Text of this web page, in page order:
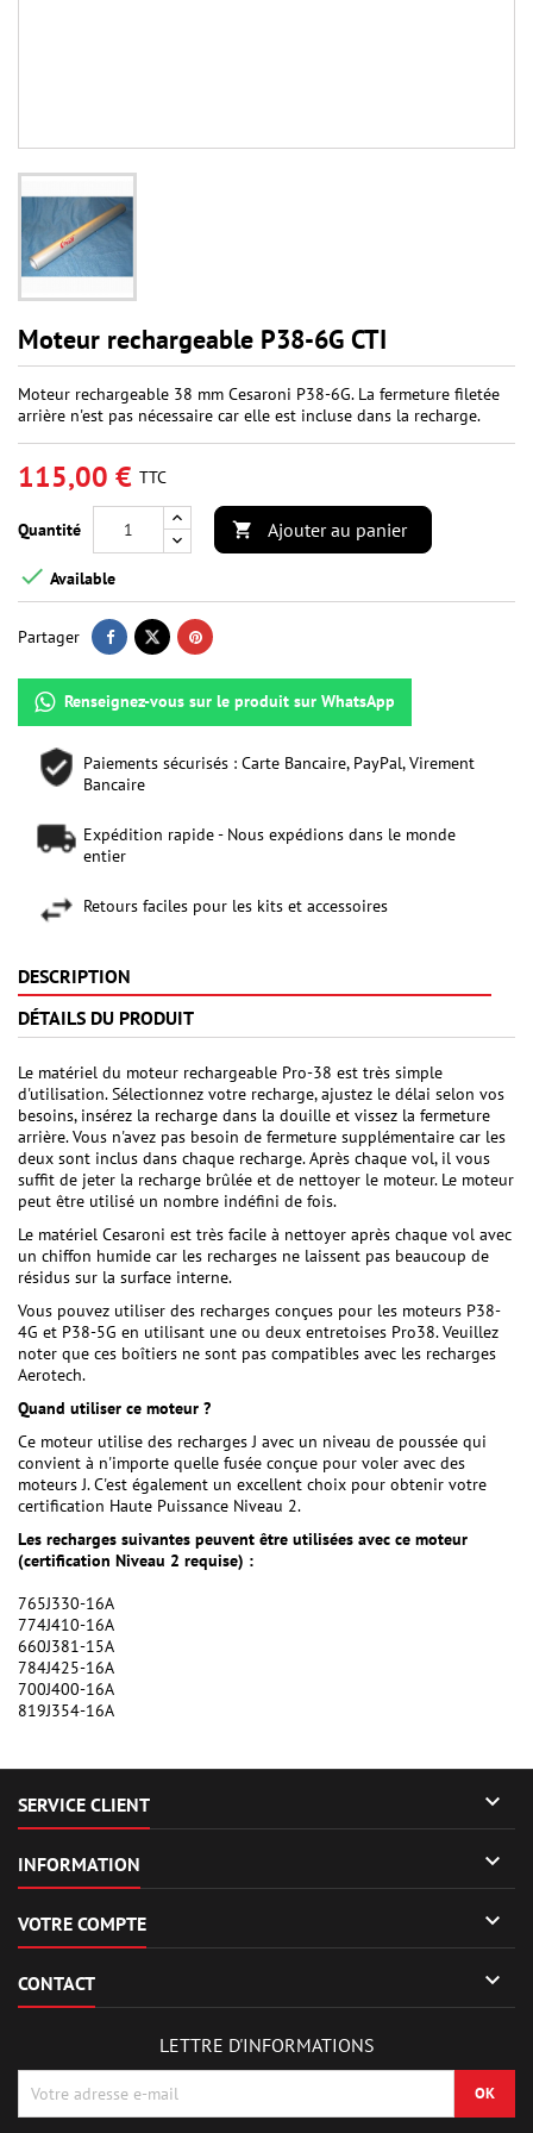
Moteur rechargeable P38-6G CTI
Moteur rechargeable 38 mm Cesaroni P38-6G. La fermeture filetée
arrière n'est pas nécessaire car elle est incluse dans la recharge.
115,00 € TTC
Quantité  Ajouter au panier
 Available
Partager
Renseignez-vous sur le produit sur WhatsApp
Paiements sécurisés : Carte Bancaire, PayPal, Virement
Bancaire
Expédition rapide - Nous expédions dans le monde
entier
Retours faciles pour les kits et accessoires
DESCRIPTION
DÉTAILS DU PRODUIT
Le matériel du moteur rechargeable Pro-38 est très simple
d'utilisation. Sélectionnez votre recharge, ajustez le délai selon vos
besoins, insérez la recharge dans la douille et vissez la fermeture
arrière. Vous n'avez pas besoin de fermeture supplémentaire car les
deux sont inclus dans chaque recharge. Après chaque vol, il vous
suffit de jeter la recharge brûlée et de nettoyer le moteur. Le moteur
peut être utilisé un nombre indéfini de fois.
Le matériel Cesaroni est très facile à nettoyer après chaque vol avec
un chiffon humide car les recharges ne laissent pas beaucoup de
résidus sur la surface interne.
Vous pouvez utiliser des recharges conçues pour les moteurs P38-
4G et P38-5G en utilisant une ou deux entretoises Pro38. Veuillez
noter que ces boîtiers ne sont pas compatibles avec les recharges
Aerotech.
Quand utiliser ce moteur ?
Ce moteur utilise des recharges J avec un niveau de poussée qui
convient à n'importe quelle fusée conçue pour voler avec des
moteurs J. C'est également un excellent choix pour obtenir votre
certification Haute Puissance Niveau 2.
Les recharges suivantes peuvent être utilisées avec ce moteur
(certification Niveau 2 requise) :
765J330-16A
774J410-16A
660J381-15A
784J425-16A
700J400-16A
819J354-16A
SERVICE CLIENT 
INFORMATION 
VOTRE COMPTE 
CONTACT 
LETTRE D'INFORMATIONS